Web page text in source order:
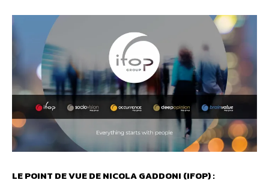
LE POINT DE VUE DE NICOLA GADDONI (IFOP) :